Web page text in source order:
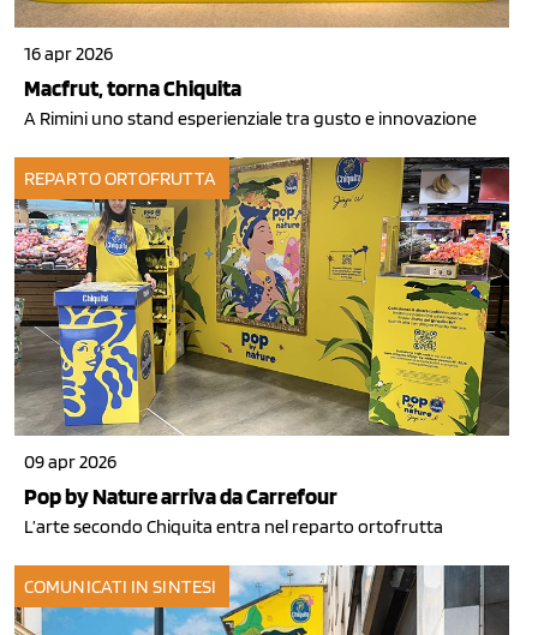
16 apr 2026
Macfrut, torna Chiquita
A Rimini uno stand esperienziale tra gusto e innovazione
REPARTO ORTOFRUTTA
09 apr 2026
Pop by Nature arriva da Carrefour
L’arte secondo Chiquita entra nel reparto ortofrutta
COMUNICATI IN SINTESI